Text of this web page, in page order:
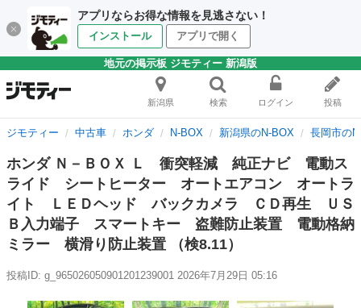
アプリならお得な情報を見逃さない！
インストール アプリで開く
地元の掲示板 ジモティー 新潟版
新潟県 検索 ログイン 投稿
ジモティー 中古車 ホンダ N-BOX 新潟県のN-BOX 長岡市の
ホンダ Ｎ－ＢＯＸ Ｌ 衝突軽減 純正ナビ 電動ス
ライド シートヒーター オートエアコン オートラ
イト ＬＥＤヘッド バックカメラ ＣＤ再生 ＵＳ
Ｂ入力端子 スマートキー 盗難防止装置 電動格納
ミラー 横滑り防止装置 （検8.11）
投稿ID: g_965026050901201239001 2026年7月29日 05:16